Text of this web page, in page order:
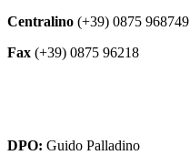
Centralino (+39) 0875 968749
Fax (+39) 0875 96218
DPO: Guido Palladino